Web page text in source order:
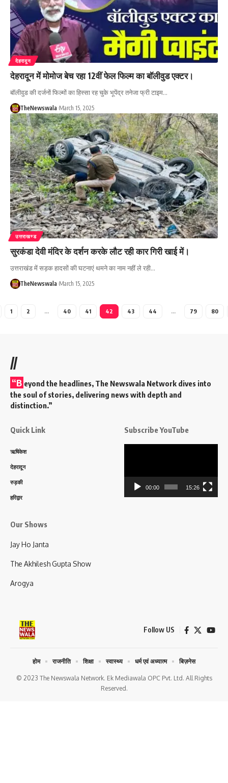
देहरादून
देहरादून में मोमोज बेच रहा 12वीं फेल फिल्म का बॉलीवुड एक्टर।
बॉलीवुड की दर्जनों फिल्मों का हिस्सा रह चुके भूपेंद्र तनेजा फ्री टाइम…
TheNewswala March 15, 2025
उत्तराखण्ड
सुरकंडा देवी मंदिर के दर्शन करके लौट रही कार गिरी खाई में।
उत्तराखंड में सड़क हादसों की घटनाएं थमने का नाम नहीं ले रही…
TheNewswala March 15, 2025
1 2 … 40 41 42 43 44 … 79 80
//
“B eyond the headlines, The Newswala Network dives into
the soul of stories, delivering news with depth and
distinction.”
Quick Link
ऋषिकेश
देहरादून
रुड़की
हरिद्वार
Subscribe YouTube
00:00 15:26
Our Shows
Jay Ho Janta
The Akhilesh Gupta Show
Arogya
Follow US
© 2023 The Newswala Network. Ek Mediawala OPC Pvt. Ltd. All Rights
Reserved.
होम राजनीति शिक्षा स्वास्थ्य धर्म एवं अध्यात्म बिज़नेस